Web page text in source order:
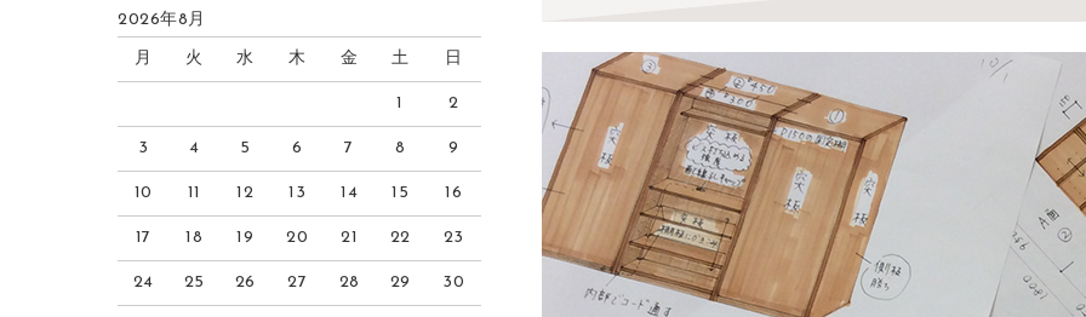
2026年8月
月 火 水 木 金 土 日
1 2
3 4 5 6 7 8 9
10 11 12 13 14 15 16
17 18 19 20 21 22 23
24 25 26 27 28 29 30